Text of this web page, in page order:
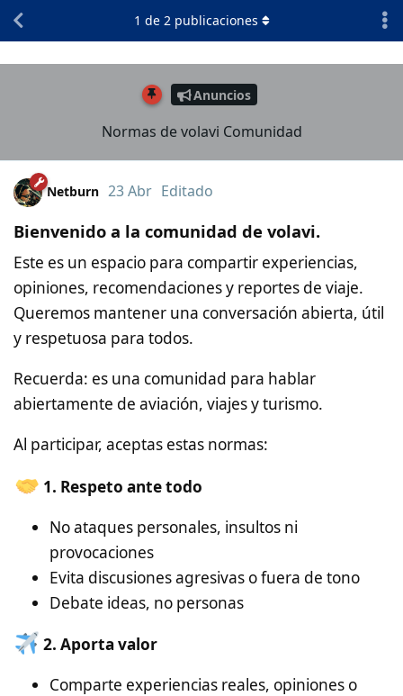
Anuncios
Normas de volavi Comunidad
1 de 2publicaciones
Netburn 23 Abr Editado
Bienvenido a la comunidad de volavi.
Este es un espacio para compartir experiencias,
opiniones, recomendaciones y reportes de viaje.
Queremos mantener una conversación abierta, útil
y respetuosa para todos.
Recuerda: es una comunidad para hablar
abiertamente de aviación, viajes y turismo.
Al participar, aceptas estas normas:
1. Respeto ante todo
No ataques personales, insultos ni
provocaciones
Evita discusiones agresivas o fuera de tono
Debate ideas, no personas
2. Aporta valor
Comparte experiencias reales, opiniones o